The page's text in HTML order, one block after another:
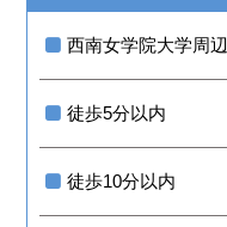
西南女学院大学周辺
徒歩5分以内
徒歩10分以内